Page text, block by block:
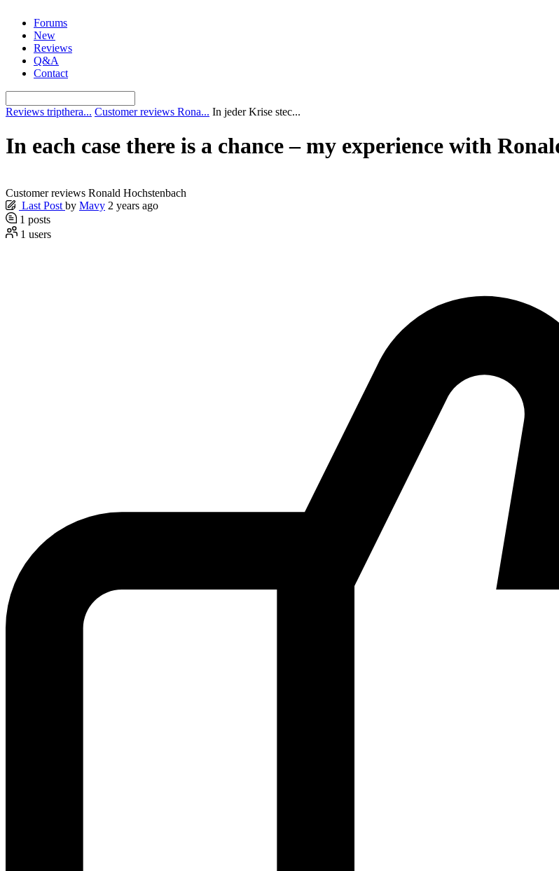
content
Forums
New
Reviews
Q&A
Contact
Reviews tripthera... Customer reviews Rona... In jeder Krise stec...
In each case there is a chance – my experience with
Customer reviews Ronald Hochstenbach
Last Post by Mavy 2 years ago
1 posts
1 users